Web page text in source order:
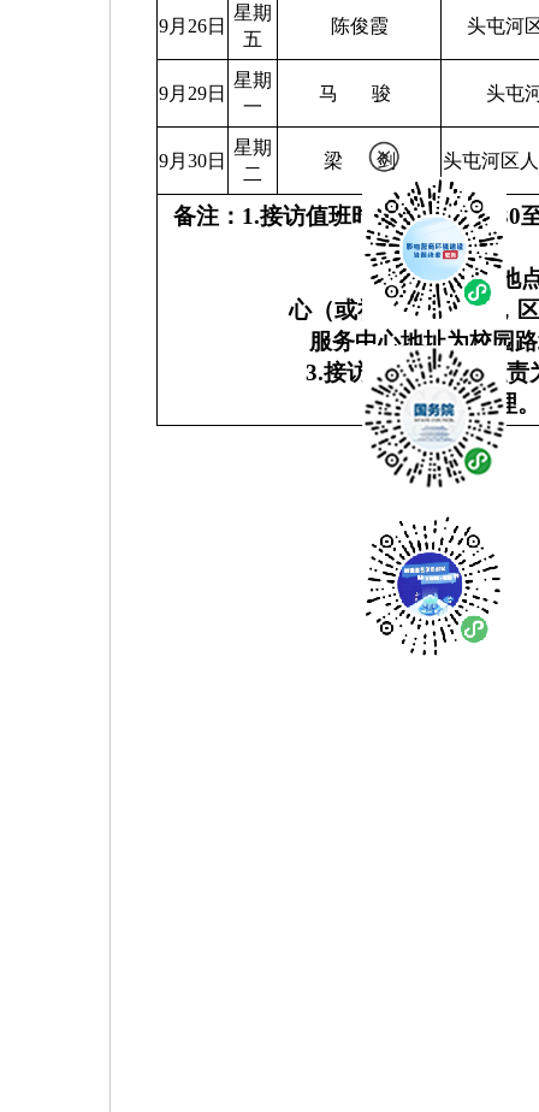
9月26日
星期
五
陈俊霞 头屯河
9月29日
星期
一
马 骏 头屯
9月30日
星期
二
梁 剑 头屯河区
备注： 1.接访值班时间为上午10:30
19:30。
2.接访地
心（或社区综治中心，
服务中心地址为校园
3.接访领导的工作职责
并做相应处理。